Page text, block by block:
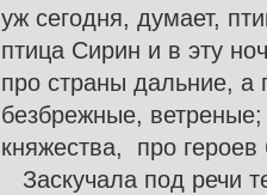
уж сегодня, думает,
птица Сирин и в эту
про страны дальние, а
безбрежные,
княжества, про
Заскучала под речи